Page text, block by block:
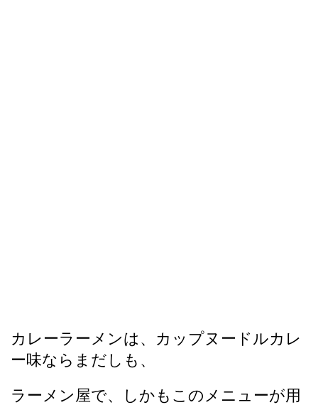
カレーラーメンは、カップヌードルカレ
ー味ならまだしも、
ラーメン屋で、しかもこのメニューが用